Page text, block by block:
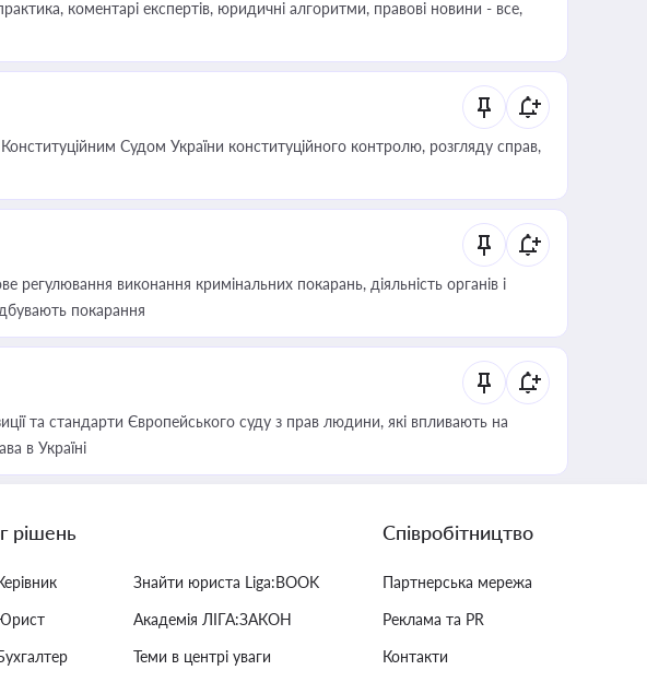
коментарі експертів, юридичні алгоритми, правові новини - все,
Судом України конституційного контролю, розгляду справ,
регулювання виконання кримінальних покарань, діяльність органів і
покарання
та стандарти Європейського суду з прав людини, які впливають на
в Україні
рішень
Знайти юриста Liga:BOOK
Академія ЛІГА:ЗАКОН
Теми в центрі уваги
Співробітництво
Партнерська мережа
Реклама та PR
Контакти